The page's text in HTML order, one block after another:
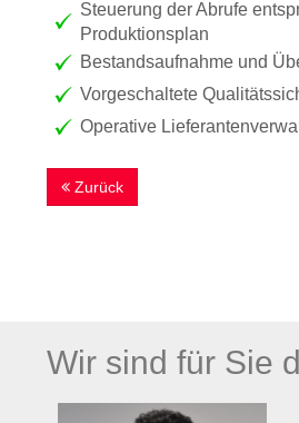
Steuerung der Abrufe
Produktionsplan
Bestandsaufnahme und
Vorgeschaltete
Operative
Zurück
Wir sind für Sie